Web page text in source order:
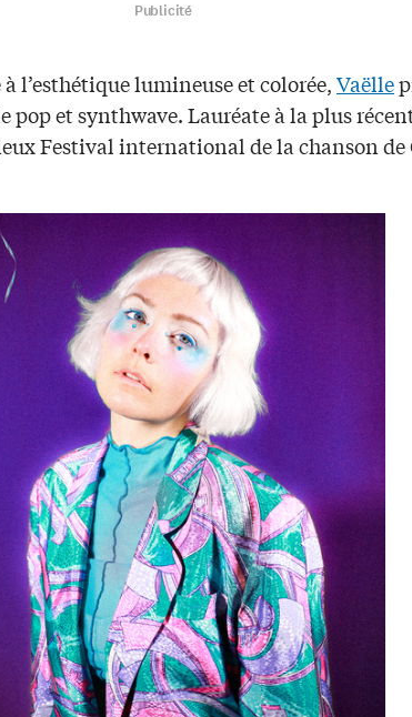
Publicité
l’esthétique lumineuse et colorée,Vaëlle
pop et synthwave. Lauréate à la plus
Festival international de la chanson de